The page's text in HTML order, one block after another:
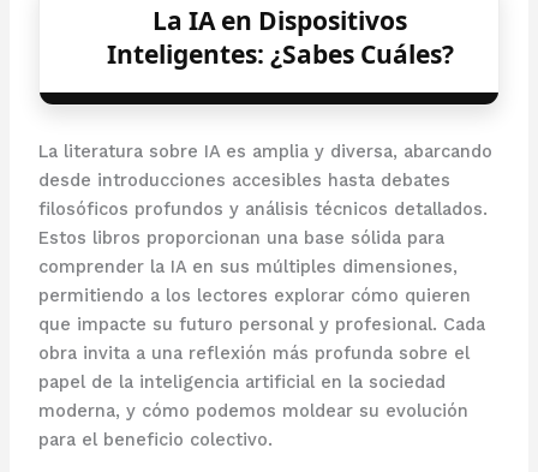
La IA en Dispositivos
Inteligentes: ¿Sabes Cuáles?
La literatura sobre IA es amplia y diversa, abarcando
desde introducciones accesibles hasta debates
filosóficos profundos y análisis técnicos detallados.
Estos libros proporcionan una base sólida para
comprender la IA en sus múltiples dimensiones,
permitiendo a los lectores explorar cómo quieren
que impacte su futuro personal y profesional. Cada
obra invita a una reflexión más profunda sobre el
papel de la inteligencia artificial en la sociedad
moderna, y cómo podemos moldear su evolución
para el beneficio colectivo.